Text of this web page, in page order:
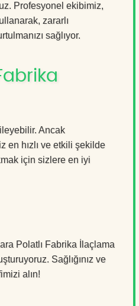
Profesyonel ekibimiz,
zararlı
sağlıyor.
Ancak
en hızlı ve etkili şekilde
için sizlere en iyi
Polatlı Fabrika İlaçlama
Sağlığınız ve
alın!